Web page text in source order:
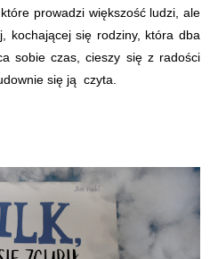
prowadzi większość ludzi, ale
kochającej się rodziny, która dba
sobie czas, cieszy się z radości
się ją czyta.